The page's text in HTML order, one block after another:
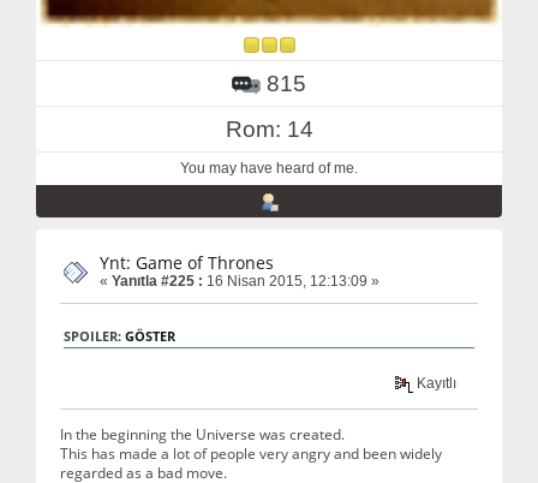
815
Rom: 14
You may have heard of me.
Ynt: Game of Thrones
« Yanıtla #225 : 16 Nisan 2015, 12:13:09 »
SPOILER: GÖSTER
Kayıtlı
In the beginning the Universe was created.
This has made a lot of people very angry and been widely
regarded as a bad move.